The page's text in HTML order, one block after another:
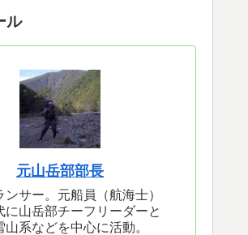
ル
元山岳部部長
ンサー。元船員（航海士）
に山岳部チーフリーダーと
山系などを中心に活動。